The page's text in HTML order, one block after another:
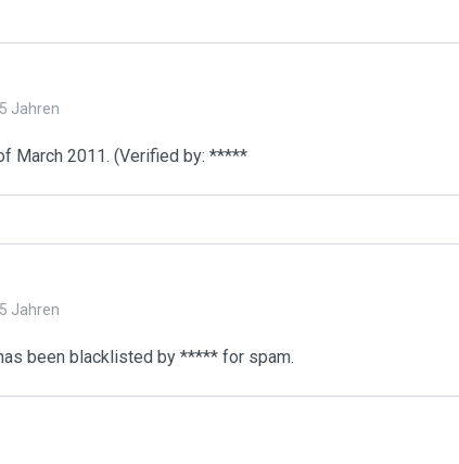
Jahren
March 2011. (Verified by: *****
Jahren
been blacklisted by ***** for spam.